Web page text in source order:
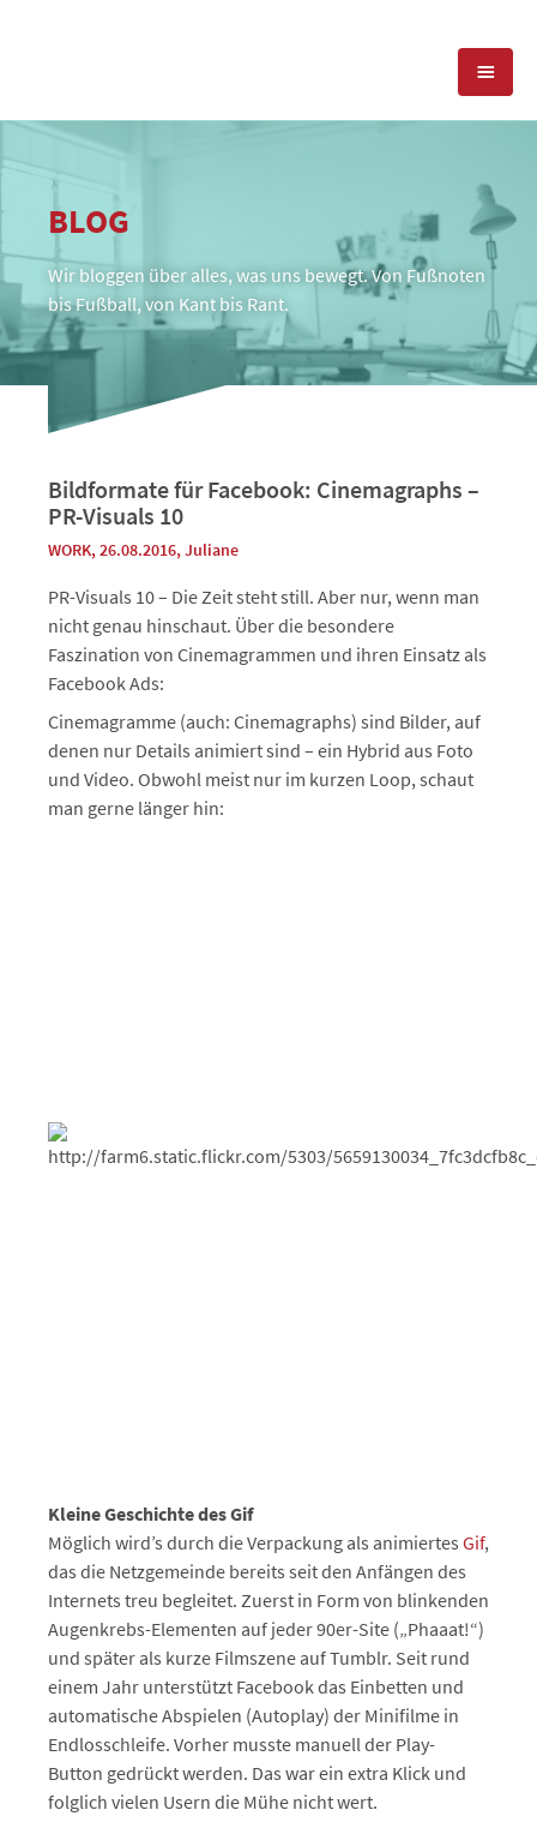
SOCIAL MEDIA
POSITIONIERUNG
REFERENZEN
TEAM
PRESSESERVICE
BLOG
BLOG
Wir bloggen über alles, was uns bewegt. Von Fußnoten
bis Fußball, von Kant bis Rant.
Bildformate für Facebook: Cinemagraphs –
PR-Visuals 10
WORK, 26.08.2016,Juliane
PR-Visuals 10 – Die Zeit steht still. Aber nur, wenn man
nicht genau hinschaut. Über die besondere
Faszination von Cinemagrammen und ihren Einsatz als
Facebook Ads:
Cinemagramme (auch: Cinemagraphs) sind Bilder, auf
denen nur Details animiert sind – ein Hybrid aus Foto
und Video. Obwohl meist nur im kurzen Loop, schaut
man gerne länger hin:
Kleine Geschichte des Gif
Möglich wird’s durch die Verpackung als animiertes Gif,
das die Netzgemeinde bereits seit den Anfängen des
Internets treu begleitet. Zuerst in Form von blinkenden
Augenkrebs-Elementen auf jeder 90er-Site („Phaaat!“)
und später als kurze Filmszene auf Tumblr. Seit rund
einem Jahr unterstützt Facebook das Einbetten und
automatische Abspielen (Autoplay) der Minifilme in
Endlosschleife. Vorher musste manuell der Play-
Button gedrückt werden. Das war ein extra Klick und
folglich vielen Usern die Mühe nicht wert.